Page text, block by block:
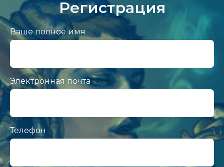
Регистрация
Ваше полное имя
Электронная почта
Телефон